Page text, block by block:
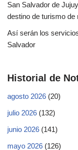
San Salvador de
destino de turismo de
Así serán los
Salvador
Historial de
agosto 2026 (20)
julio 2026 (132)
junio 2026 (141)
mayo 2026 (126)